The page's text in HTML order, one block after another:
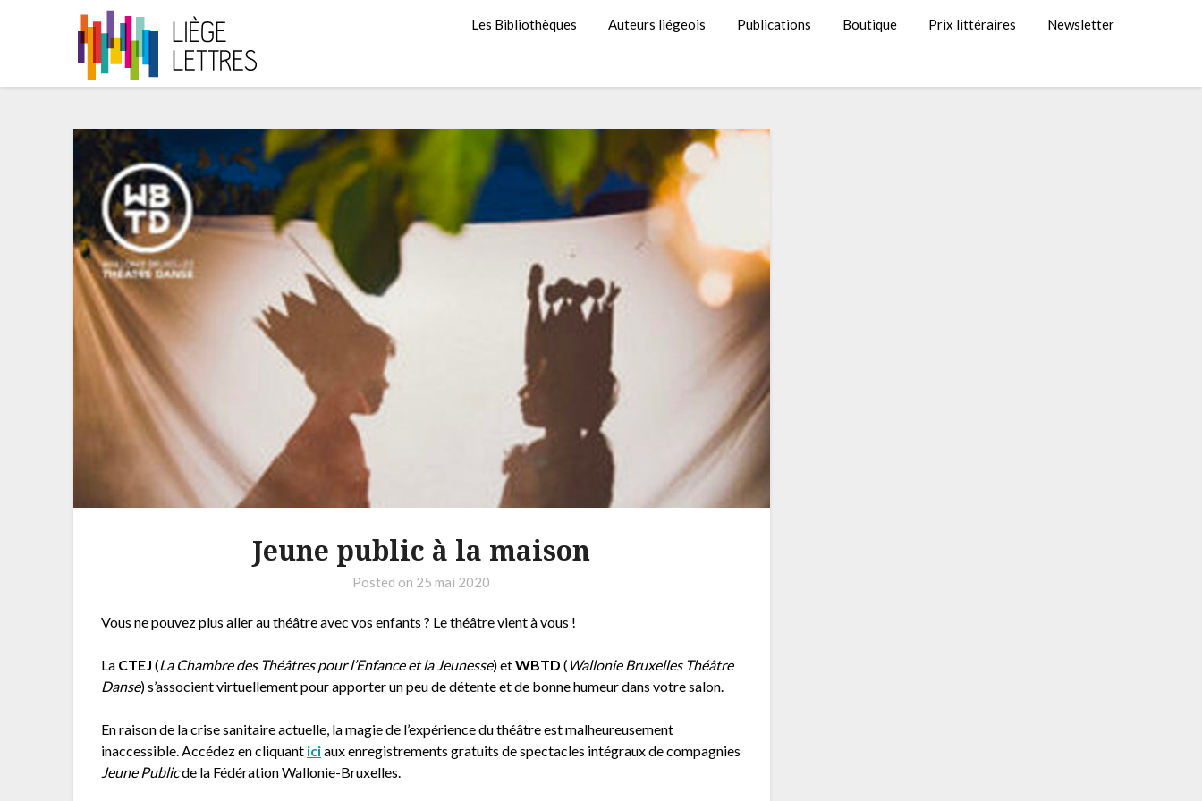
Les Bibliothèques Auteurs liégeois Publications Boutique Prix littéraires Newsletter
Jeune public à la maison
Posted on 25 mai 2020
Vous ne pouvez plus aller au théâtre avec vos enfants ? Le théâtre vient à vous !
La CTEJ (La Chambre des Théâtres pour l’Enfance et la Jeunesse) etWBTD ( Wallonie Bruxelles Théâtre
Danse) s’associent virtuellement pour apporter un peu de détente et de bonne humeur dans votre salon.
En raison de la crise sanitaire actuelle, la magie de l’expérience du théâtre est malheureusement
inaccessible. Accédez en cliquant iciaux enregistrements gratuits de spectacles intégraux de compagnies
Jeune Publicde la Fédération Wallonie-Bruxelles.